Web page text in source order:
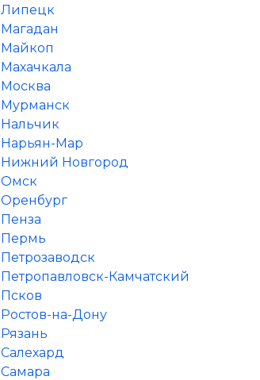
Липецк
Магадан
Майкоп
Махачкала
Москва
Мурманск
Нальчик
Нарьян-Мар
Нижний Новгород
Омск
Оренбург
Пенза
Пермь
Петрозаводск
Петропавловск-Камчатский
Псков
Ростов-на-Дону
Рязань
Салехард
Самара